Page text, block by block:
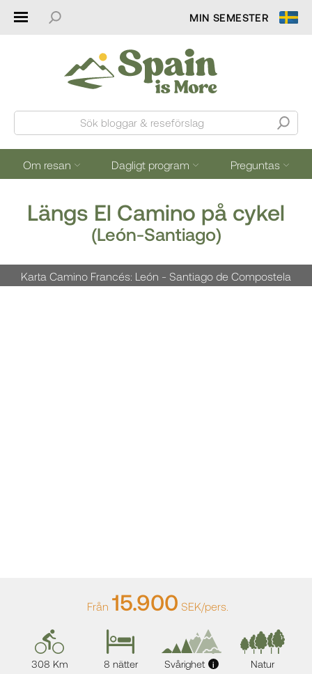
MIN SEMESTER
Sök bloggar & reseförslag
Om resan Dagligt program Preguntas
Längs El Camino på cykel
(León-Santiago)
Karta Camino Francés: León - Santiago de Compostela
Från 15.900 SEK/pers.
308 Km 8 nätter Svårighet i Natur